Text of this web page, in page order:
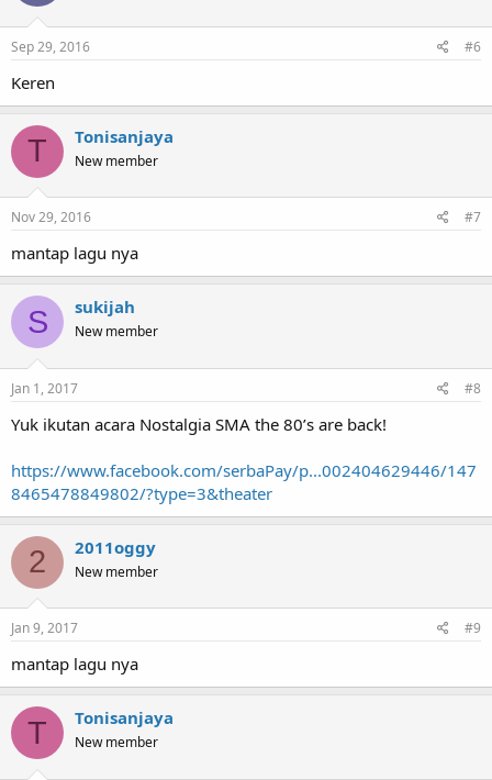
Sep 29, 2016 #6
Keren
T Tonisanjaya
New member
Nov 29, 2016 #7
mantap lagu nya
S sukijah
New member
Jan 1, 2017 #8
Yuk ikutan acara Nostalgia SMA the 80’s are back!
https://www.facebook.com/serbaPay/p...002404629446/147
8465478849802/?type=3&theater
2 2011oggy
New member
Jan 9, 2017 #9
mantap lagu nya
T Tonisanjaya
New member